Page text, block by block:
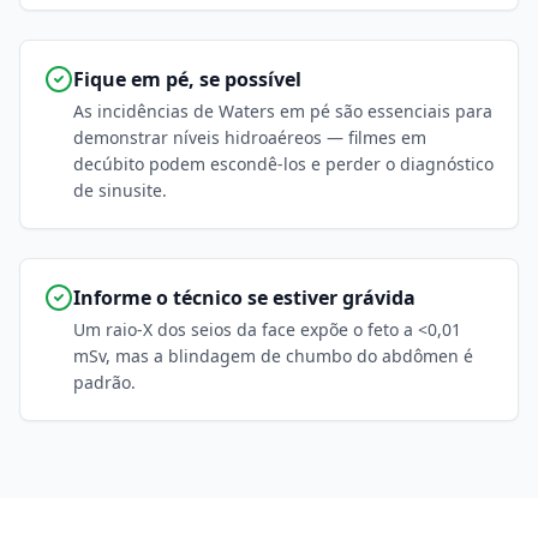
Fique em pé, se possível
As incidências de Waters em pé são essenciais para
demonstrar níveis hidroaéreos — filmes em
decúbito podem escondê-los e perder o diagnóstico
de sinusite.
Informe o técnico se estiver grávida
Um raio-X dos seios da face expõe o feto a <0,01
mSv, mas a blindagem de chumbo do abdômen é
padrão.